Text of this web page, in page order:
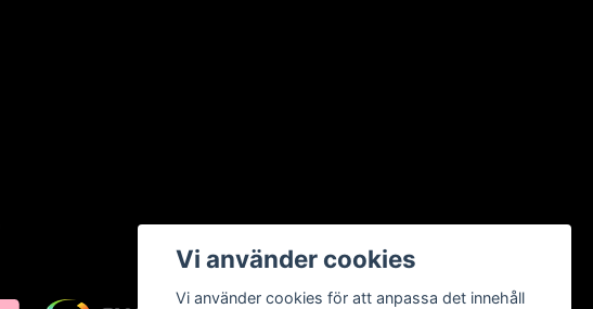
Vi använder cookies
Vi använder cookies för att anpassa det innehåll